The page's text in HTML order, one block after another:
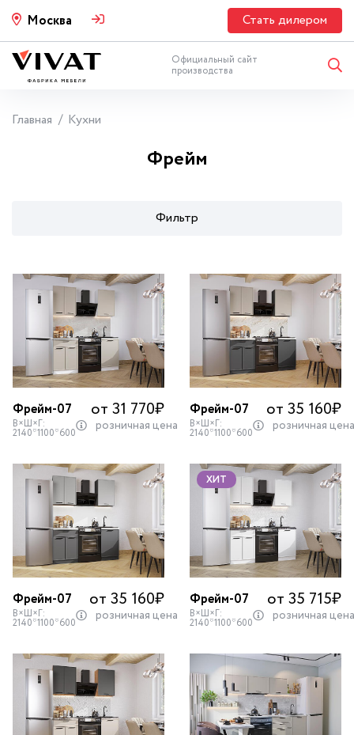
Москва Стать дилером
Официальный сайт
производства
Главная Кухни
Фрейм
Фильтр
Фрейм-07 от 31 770₽
В×Ш×Г:
2140*1100*600 розничная цена
Фрейм-07 от 35 160₽
В×Ш×Г:
2140*1100*600 розничная цена
Фрейм-07 от 35 160₽
В×Ш×Г:
2140*1100*600 розничная цена
Фрейм-07 от 35 715₽
В×Ш×Г:
2140*1100*600 розничная цена
ХИТ